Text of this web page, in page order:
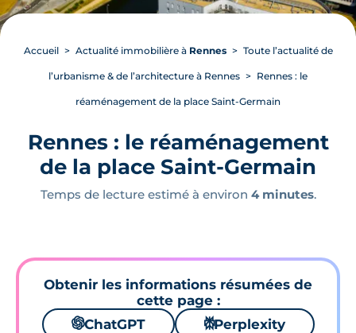
Accueil Actualité immobilière à Rennes Toute l’actualité de
l’urbanisme & de l’architecture à Rennes Rennes : le
réaménagement de la place Saint-Germain
Rennes : le réaménagement
de la place Saint-Germain
Temps de lecture estimé à environ 4 minutes.
Obtenir les informations résumées de
cette page :
🌌ChatGPT ⚙Perplexity